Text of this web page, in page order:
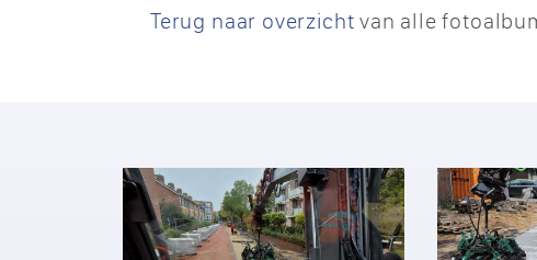
Terug naar overzicht van alle